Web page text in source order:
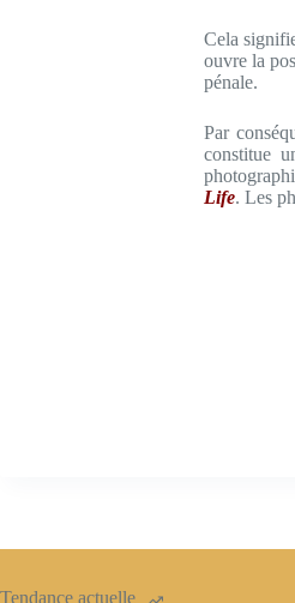
Cela
ouvre la
pénale.
Par
constitue
Life. Les
Tendance actuelle